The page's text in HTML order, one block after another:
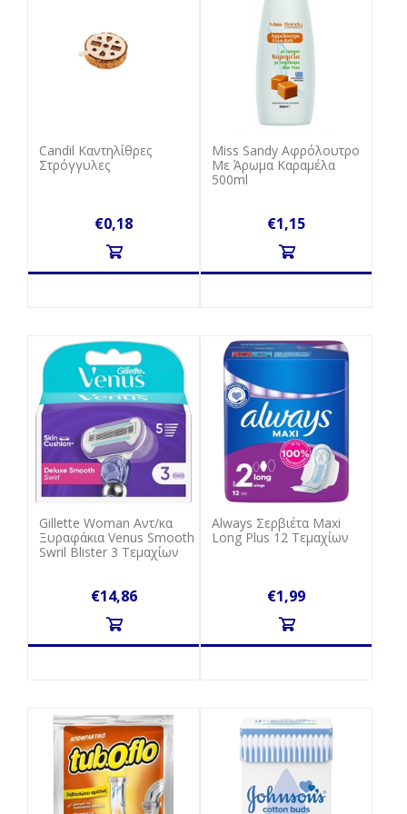
Candil Καντηλίθρες
Στρόγγυλες
€0,18
Miss Sandy Aφρόλουτρο
Με Άρωμα Καραμέλα
500ml
€1,15
Gillette Woman Αντ/κα
Ξυραφάκια Venus Smooth
Swril Blister 3 Tεμαχίων
€14,86
Always Σερβιέτα Maxi
Long Plus 12 Τεμαχίων
€1,99